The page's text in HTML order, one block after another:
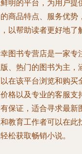
明的平台，为用户提
商品特点、服务优势
以帮助读者更好地了
图书专营店是一家专
、热门的图书为主，
在该平台浏览和购买
格以及专业的客服支
保证，适合寻求最新
教育工作者可以在此
松获取畅销小说。